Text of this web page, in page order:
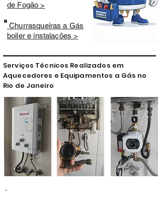
de Fogão >
Churrasqueiras a Gás
boiler e instalações >
Serviços Técnicos Realizados em
Aquecedores e Equipamentos a Gás no
Rio de Janeiro